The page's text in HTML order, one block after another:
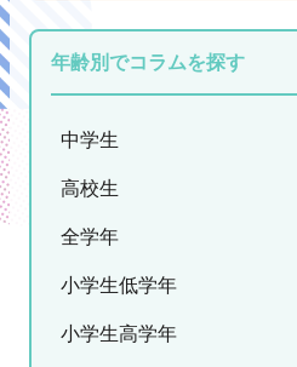
年齢別でコラムを探す
中学生
高校生
全学年
小学生低学年
小学生高学年